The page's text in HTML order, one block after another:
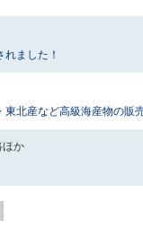
ました！
北産など高級海産物の販
ほか